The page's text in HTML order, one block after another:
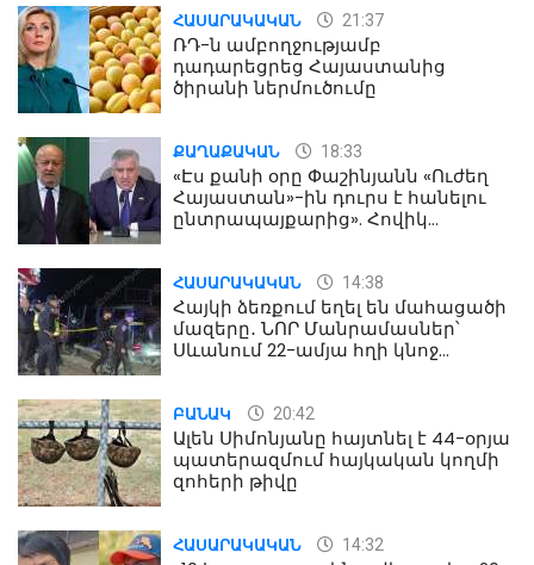
ՀԱՍԱՐԱԿԱԿԱՆ 21:37
ՌԴ-ն ամբողջությամբ
դադարեցրեց Հայաստանից
ծիրանի ներմուծումը
ՔԱՂԱՔԱԿԱՆ 18:33
«Էս քանի օրը Փաշինյանն «Ուժեղ
Հայաստան»-ին դուրս է հանելու
ընտրապայքարից». Հովիկ
ՀԱՍԱՐԱԿԱԿԱՆ 14:38
Հայկի ձեռքում եղել են մահացածի
մազերը․ ՆՈՐ Մանրամասներ՝
Սևանում 22-ամյա հղի կնոջ
ԲԱՆԱԿ 20:42
Ալեն Սիմոնյանը հայտնել է 44-օրյա
պատերազմում հայկական կողմի
զոհերի թիվը
ՀԱՍԱՐԱԿԱԿԱՆ 14:32